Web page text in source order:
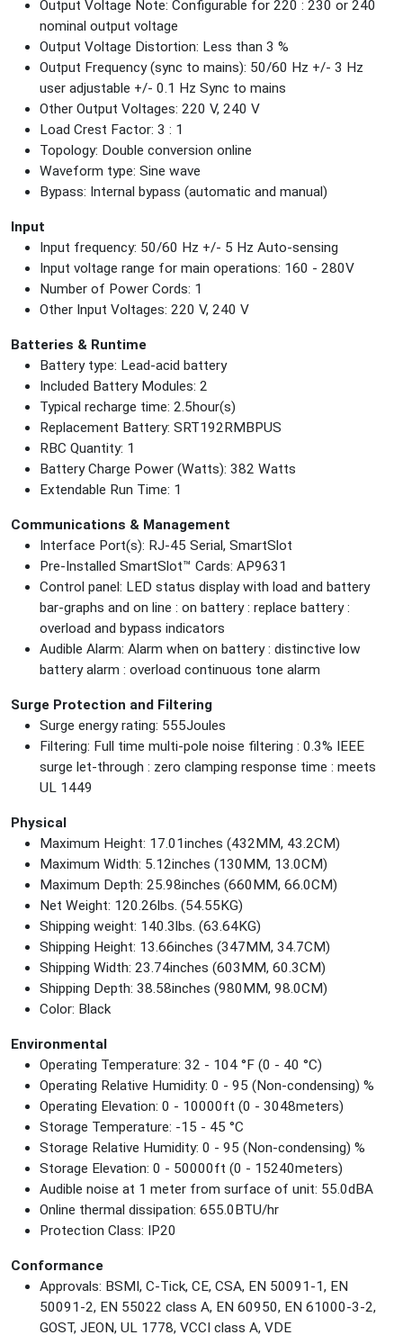
Output Voltage Note: Configurable for 220 : 230 or 240
nominal output voltage
Output Voltage Distortion: Less than 3 %
Output Frequency (sync to mains): 50/60 Hz +/- 3 Hz
user adjustable +/- 0.1 Hz Sync to mains
Other Output Voltages: 220 V, 240 V
Load Crest Factor: 3 : 1
Topology: Double conversion online
Waveform type: Sine wave
Bypass: Internal bypass (automatic and manual)
Input
Input frequency: 50/60 Hz +/- 5 Hz Auto-sensing
Input voltage range for main operations: 160 - 280V
Number of Power Cords: 1
Other Input Voltages: 220 V, 240 V
Batteries & Runtime
Battery type: Lead-acid battery
Included Battery Modules: 2
Typical recharge time: 2.5hour(s)
Replacement Battery: SRT192RMBPUS
RBC Quantity: 1
Battery Charge Power (Watts): 382 Watts
Extendable Run Time: 1
Communications & Management
Interface Port(s): RJ-45 Serial, SmartSlot
Pre-Installed SmartSlot™ Cards: AP9631
Control panel: LED status display with load and battery
bar-graphs and on line : on battery : replace battery :
overload and bypass indicators
Audible Alarm: Alarm when on battery : distinctive low
battery alarm : overload continuous tone alarm
Surge Protection and Filtering
Surge energy rating: 555Joules
Filtering: Full time multi-pole noise filtering : 0.3% IEEE
surge let-through : zero clamping response time : meets
UL 1449
Physical
Maximum Height: 17.01inches (432MM, 43.2CM)
Maximum Width: 5.12inches (130MM, 13.0CM)
Maximum Depth: 25.98inches (660MM, 66.0CM)
Net Weight: 120.26lbs. (54.55KG)
Shipping weight: 140.3lbs. (63.64KG)
Shipping Height: 13.66inches (347MM, 34.7CM)
Shipping Width: 23.74inches (603MM, 60.3CM)
Shipping Depth: 38.58inches (980MM, 98.0CM)
Color: Black
Environmental
Operating Temperature: 32 - 104 °F (0 - 40 °C)
Operating Relative Humidity: 0 - 95 (Non-condensing) %
Operating Elevation: 0 - 10000ft (0 - 3048meters)
Storage Temperature: -15 - 45 °C
Storage Relative Humidity: 0 - 95 (Non-condensing) %
Storage Elevation: 0 - 50000ft (0 - 15240meters)
Audible noise at 1 meter from surface of unit: 55.0dBA
Online thermal dissipation: 655.0BTU/hr
Protection Class: IP20
Conformance
Approvals: BSMI, C-Tick, CE, CSA, EN 50091-1, EN
50091-2, EN 55022 class A, EN 60950, EN 61000-3-2,
GOST, JEON, UL 1778, VCCI class A, VDE